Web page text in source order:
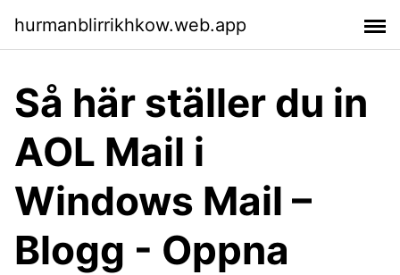
hurmanblirrikhkow.web.app
Så här ställer du in
AOL Mail i
Windows Mail –
Blogg - Oppna